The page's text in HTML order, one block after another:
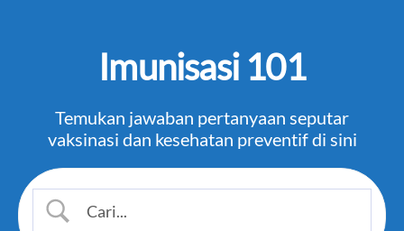
Imunisasi 101
Temukan jawaban pertanyaan seputar
vaksinasi dan kesehatan preventif di sini